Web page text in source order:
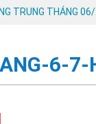
TRUNG THÁNG
6-7-